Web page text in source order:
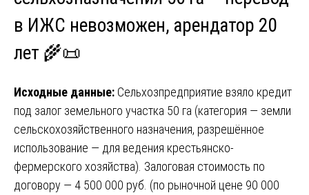
в ИЖС невозможен, арендатор 20
лет 🌾📜
Исходные данные: Сельхозпредприятие взяло кредит
под залог земельного участка 50 га (категория — земли
сельскохозяйственного назначения, разрешённое
использование — для ведения крестьянско-
фермерского хозяйства). Залоговая стоимость по
договору — 4 500 000 руб. (по рыночной цене 90 000